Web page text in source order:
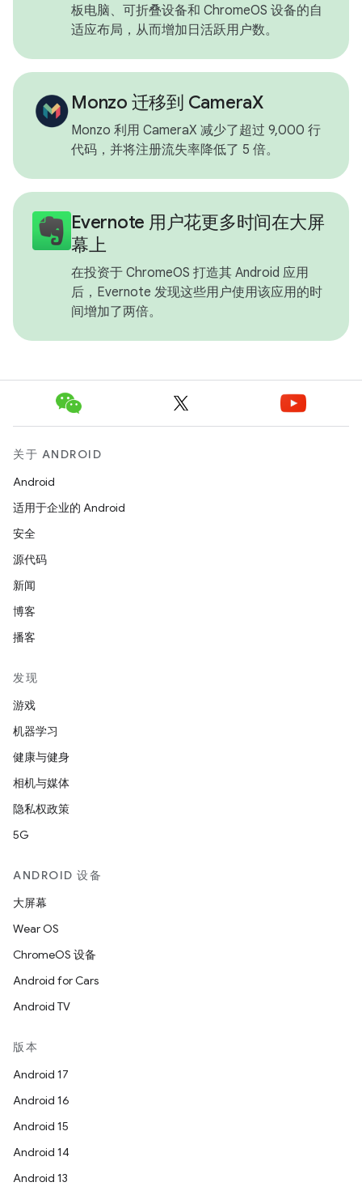
板电脑、可折叠设备和 ChromeOS 设备的自
适应布局，从而增加日活跃用户数。
Monzo 迁移到 CameraX
Monzo 利用 CameraX 减少了超过 9,000 行
代码，并将注册流失率降低了 5 倍。
Evernote 用户花更多时间在大屏
幕上
在投资于 ChromeOS 打造其 Android 应用
后，Evernote 发现这些用户使用该应用的时
间增加了两倍。
关于 ANDROID
Android
适用于企业的 Android
安全
源代码
新闻
博客
播客
发现
游戏
机器学习
健康与健身
相机与媒体
隐私权政策
5G
ANDROID 设备
大屏幕
Wear OS
ChromeOS 设备
Android for Cars
Android TV
版本
Android 17
Android 16
Android 15
Android 14
Android 13